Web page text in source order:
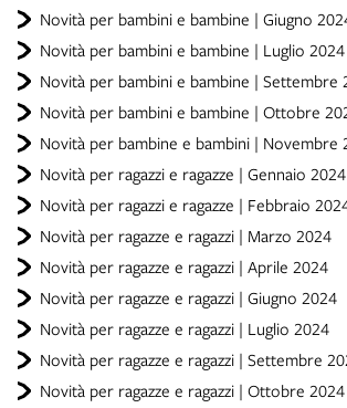
Novità per bambini e bambine | Giugno
Novità per bambini e bambine | Luglio 2024
Novità per bambini e bambine | Settembre
Novità per bambini e bambine | Ottobre
Novità per bambine e bambini | Novembre
Novità per ragazzi e ragazze | Gennaio 2024
Novità per ragazzi e ragazze | Febbraio
Novità per ragazze e ragazzi | Marzo 2024
Novità per ragazze e ragazzi | Aprile 2024
Novità per ragazze e ragazzi | Giugno 2024
Novità per ragazze e ragazzi | Luglio 2024
Novità per ragazze e ragazzi | Settembre
Novità per ragazze e ragazzi | Ottobre 2024